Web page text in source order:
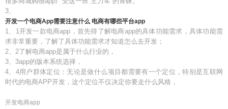
3、
开发一个电商App需要注意什么 电商有哪些平台app
1、1开发一款电商app，首先得了解电商app的具体功能需求，具体功能需
求非常重要，了解了具体功能需求才知道怎么去开发；
2、2了解电商app是属于什么行业的，
3、3app的版本系统选择，
4、4用户群体定位：无论是做什么项目都需要有一个定位，特别是互联网
时代的电商APP开发，这个定位不仅决定你要走什么风格，
开发电商app